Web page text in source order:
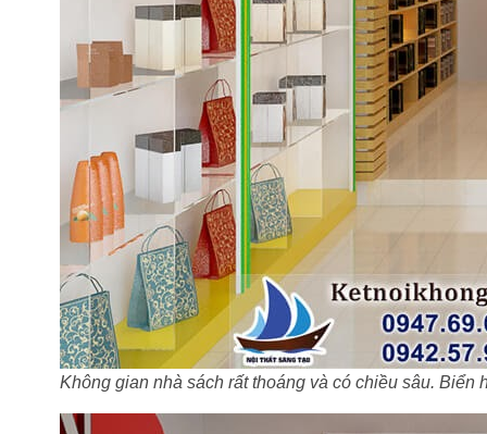
Không gian nhà sách rất thoáng và có chiều sâu.